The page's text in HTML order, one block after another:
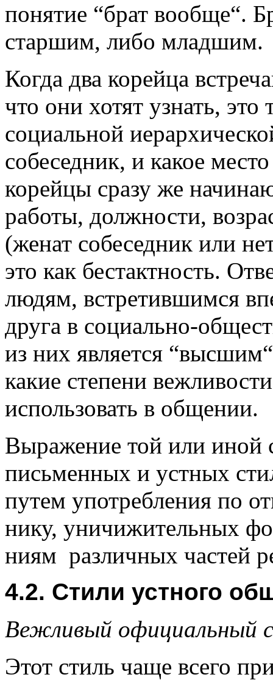
понятие “брат вообще“.
стар­шим, либо младшим.
Когда два корейца
что они хотят узнать, это
социальной
собесед­ник, и какое
корейцы сразу же
работы, должности,
(же­нат собеседник или
это как бестакт­ность.
лю­дям, встретив­шимся
друга в соци­ально-
из них является
какие сте­пени
использовать в обще­нии.
Выражение той или иной
письменных и устных
путем употребления по
нику, уничижитель­ных
ниям различных частей
4.2. Стили устного
Вежливый официальный
Этот стиль чаще всего